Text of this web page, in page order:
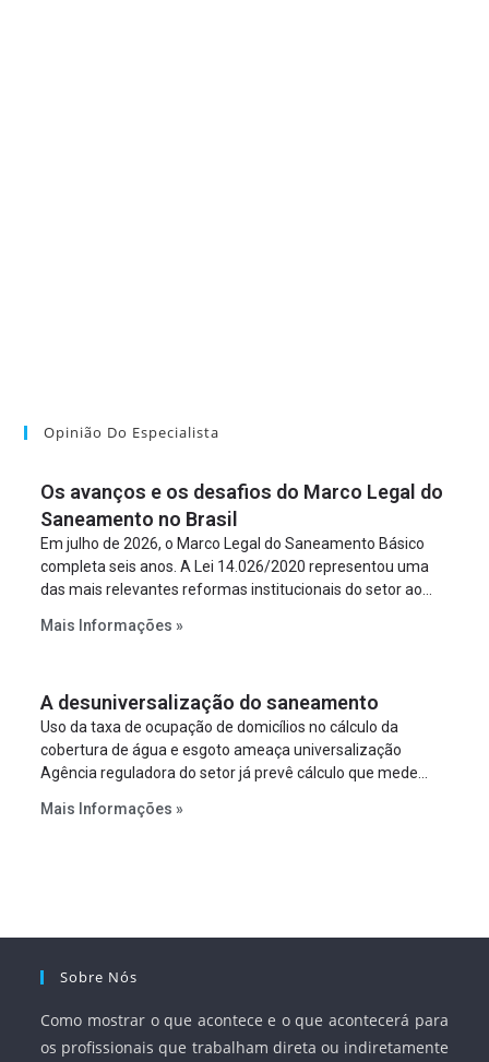
Opinião Do Especialista
Os avanços e os desafios do Marco Legal do
Saneamento no Brasil
Em julho de 2026, o Marco Legal do Saneamento Básico
completa seis anos. A Lei 14.026/2020 representou uma
das mais relevantes reformas institucionais do setor ao
serviços, ampliar a participação da iniciativa privada,
à segurança jurídica dos contratos.
Mais Informações »
A desuniversalização do saneamento
Uso da taxa de ocupação de domicílios no cálculo da
cobertura de água e esgoto ameaça universalização
Agência reguladora do setor já prevê cálculo que mede
Mais Informações »
Sobre Nós
Como mostrar o que acontece e o que acontecerá para
os profissionais que trabalham direta ou indiretamente